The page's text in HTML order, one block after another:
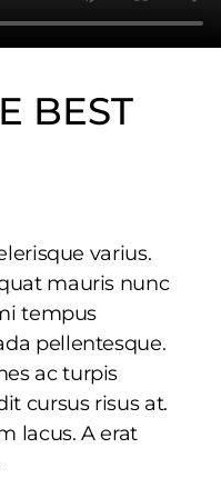
BEST
varius.
mauris nunc
tempus
pellentesque.
ac turpis
cursus risus at.
lacus. A erat